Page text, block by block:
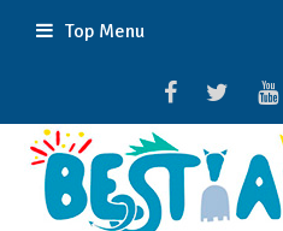
Top Menu